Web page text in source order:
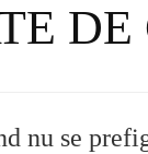
nu se